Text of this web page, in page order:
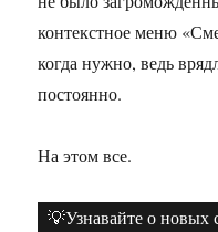
контекстное меню
когда нужно, ведь
постоянно.
На этом все.
💡Узнавайте о новых